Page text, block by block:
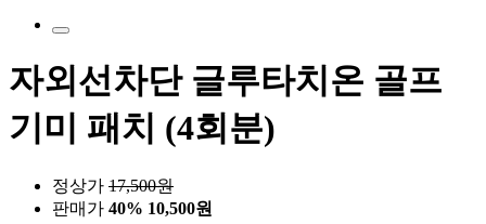
자외선차단 글루타치온 골프
기미 패치 (4회분)
정상가 17,500원
판매가 40% 10,500원